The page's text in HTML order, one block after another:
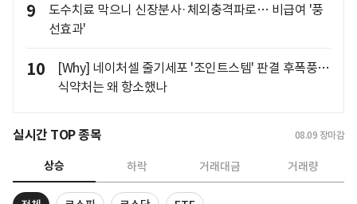
9
도수치료 막으니 신장분사·체외충격파로… 비급여 '풍
선효과'
10
[Why] 네이처셀 줄기세포 '조인트스템' 판결 후폭풍…
식약처는 왜 항소했나
실시간 TOP 종목 08.09 장마감
상승 하락 거래대금 거래량